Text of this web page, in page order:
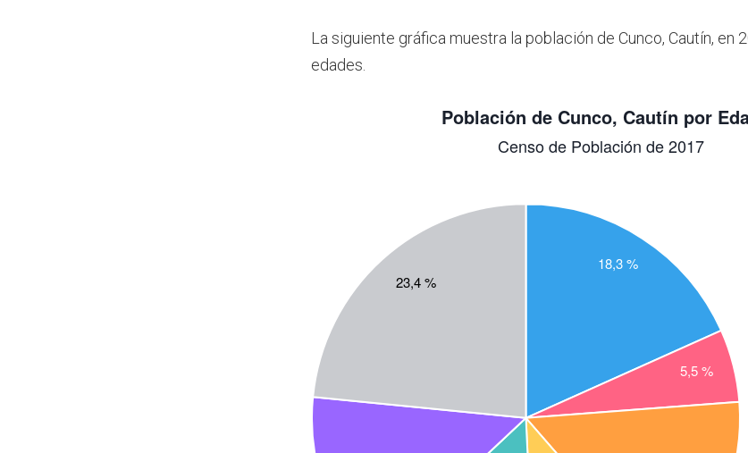
La siguiente gráfica muestra la población de Cunco, Cautín, en
edades.